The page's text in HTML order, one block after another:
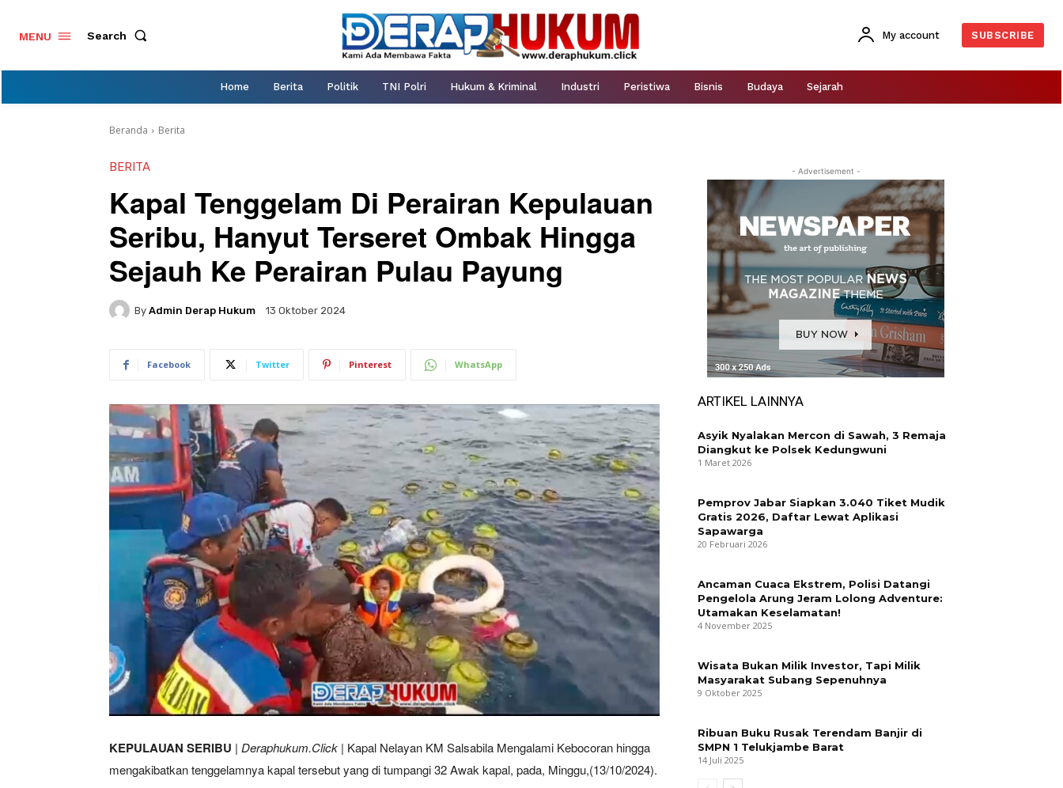
MENU Search My account SUBSCRIBE
Home Berita Politik TNI Polri Hukum & Kriminal Industri Peristiwa Bisnis Budaya Sejarah
Beranda Berita
BERITA
Kapal Tenggelam Di Perairan Kepulauan
Seribu, Hanyut Terseret Ombak Hingga
Sejauh Ke Perairan Pulau Payung
By Admin Derap Hukum 13 Oktober 2024
Facebook Twitter Pinterest WhatsApp
KEPULAUAN SERIBU | Deraphukum.Click | Kapal Nelayan KM Salsabila Mengalami Kebocoran hingga
mengakibatkan tenggelamnya kapal tersebut yang di tumpangi 32 Awak kapal, pada, Minggu,(13/10/2024).
- Advertisement -
ARTIKEL LAINNYA
Asyik Nyalakan Mercon di Sawah, 3 Remaja
Diangkut ke Polsek Kedungwuni
1 Maret 2026
Pemprov Jabar Siapkan 3.040 Tiket Mudik
Gratis 2026, Daftar Lewat Aplikasi
Sapawarga
20 Februari 2026
Ancaman Cuaca Ekstrem, Polisi Datangi
Pengelola Arung Jeram Lolong Adventure:
Utamakan Keselamatan!
4 November 2025
Wisata Bukan Milik Investor, Tapi Milik
Masyarakat Subang Sepenuhnya
9 Oktober 2025
Ribuan Buku Rusak Terendam Banjir di
SMPN 1 Telukjambe Barat
14 Juli 2025